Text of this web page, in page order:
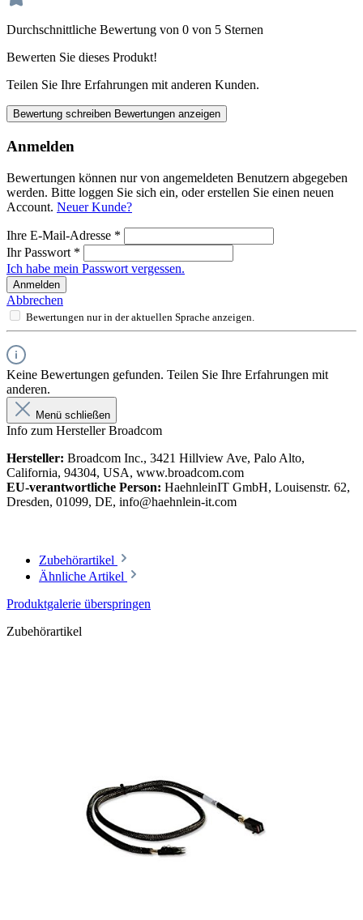
Durchschnittliche Bewertung von 0 von 5 Sternen
Bewerten Sie dieses Produkt!
Teilen Sie Ihre Erfahrungen mit anderen Kunden.
Bewertung schreiben Bewertungen anzeigen
Anmelden
Bewertungen können nur von angemeldeten Benutzern abgegeben
werden. Bitte loggen Sie sich ein, oder erstellen Sie einen neuen
Account. Neuer Kunde?
Ihre E-Mail-Adresse *
Ihr Passwort *
Ich habe mein Passwort vergessen.
Anmelden
Abbrechen
Bewertungen nur in der aktuellen Sprache anzeigen.
Keine Bewertungen gefunden. Teilen Sie Ihre Erfahrungen mit
anderen.
Menü schließen
Info zum Hersteller Broadcom
Hersteller: Broadcom Inc., 3421 Hillview Ave, Palo Alto,
California, 94304, USA, www.broadcom.com
EU-verantwortliche Person: HaehnleinIT GmbH, Louisenstr. 62,
Dresden, 01099, DE, info@haehnlein-it.com
Zubehörartikel
Ähnliche Artikel
Produktgalerie überspringen
Zubehörartikel